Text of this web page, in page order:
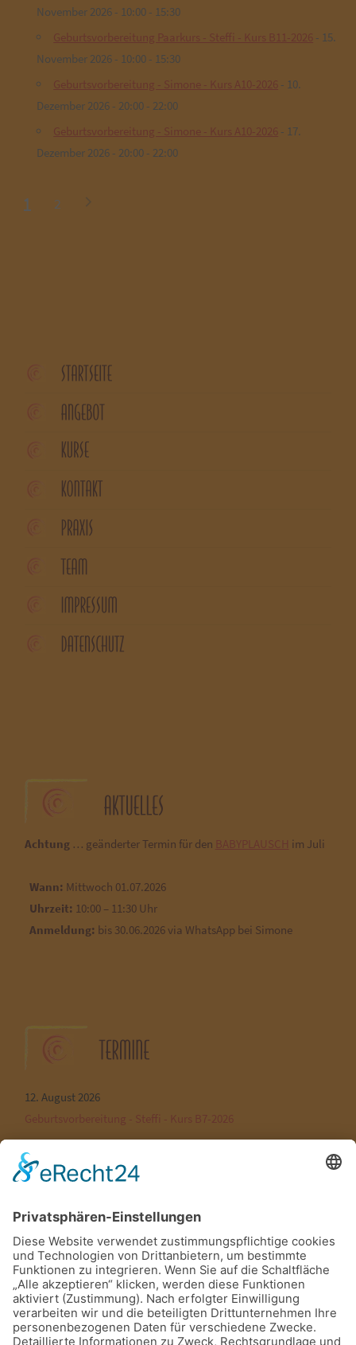
November 2026 - 10:00 - 15:30
Geburtsvorbereitung Paarkurs - Steffi - Kurs B11-2026 - 15.
November 2026 - 10:00 - 15:30
Geburtsvorbereitung - Simone - Kurs A10-2026 - 10.
Dezember 2026 - 20:00 - 22:00
Geburtsvorbereitung - Simone - Kurs A10-2026 - 17.
Dezember 2026 - 20:00 - 22:00
1 2
Achtung… geänderter Termin für den BABYPLAUSCH im Juli
Wann: Mittwoch 01.07.2026
Uhrzeit: 10:00 – 11:30 Uhr
Anmeldung: bis 30.06.2026 via WhatsApp bei Simone
12. August 2026
Geburtsvorbereitung - Steffi - Kurs B7-2026
12. August 2026
Rückbildung - Steffi - Kurs B9-2026
19. August 2026
Geburtsvorbereitung - Steffi - Kurs B7-2026
19. August 2026
Rückbildung - Steffi - Kurs B9-2026